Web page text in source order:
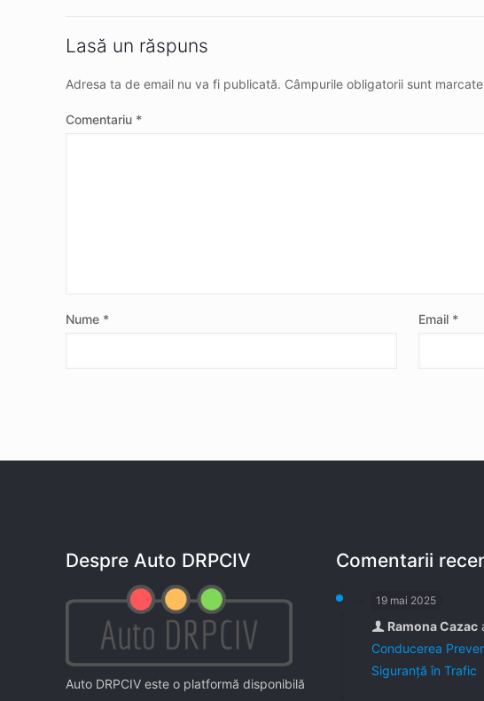
Lasă un răspuns
Adresa ta de email nu va fi publicată. Câmpurile obligatorii sunt
Comentariu *
Nume * Email *
Despre Auto DRPCIV
Auto DRPCIV este o platformă disponibilă
Comentarii
19 mai 2025
Ramona Cazac
Conducerea
Siguranță în Trafic